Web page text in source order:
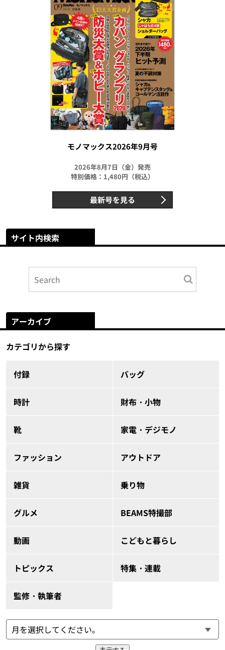
モノマックス2026年9月号
2026年8月7日（金）発売
特別価格：1,480円（税込）
最新号を見る
サイト内検索
アーカイブ
カテゴリから探す
付録 バッグ
時計 財布・小物
靴 家電・デジモノ
ファッション アウトドア
雑貨 乗り物
グルメ BEAMS特撮部
動画 こどもと暮らし
トピックス 特集・連載
監修・執筆者